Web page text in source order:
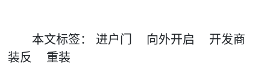
本文标签： 进户门 向外开启
开发商
装反
重装